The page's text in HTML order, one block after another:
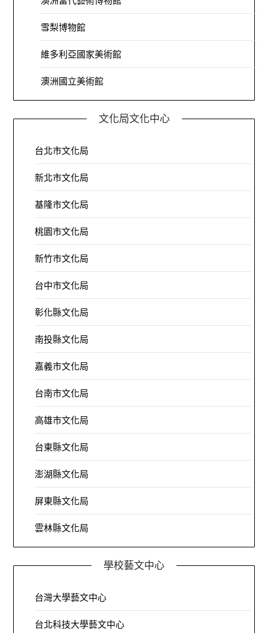
雪梨博物館
維多利亞國家美術館
澳洲國立美術館
文化局文化中心
台北市文化局
新北市文化局
基隆市文化局
桃園市文化局
新竹市文化局
台中市文化局
彰化縣文化局
南投縣文化局
嘉義市文化局
台南市文化局
高雄市文化局
台東縣文化局
澎湖縣文化局
屏東縣文化局
雲林縣文化局
學校藝文中心
台灣大學藝文中心
台北科技大學藝文中心